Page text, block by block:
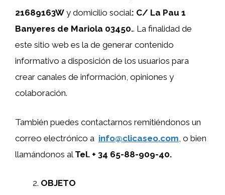
21689163W y domicilio social: C/ La Pau 1
Banyeres de Mariola 03450.. La finalidad de
este sitio web es la de generar contenido
informativo a disposición de los usuarios para
crear canales de información, opiniones y
colaboración.
También puedes contactarnos remitiéndonos un
correo electrónico a info@clicaseo.com , o bien
llamándonos al Tel. + 34 65-88-909-40.
OBJETO